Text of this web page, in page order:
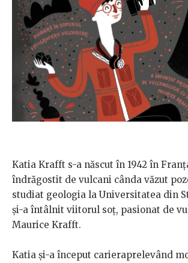
Katia Krafft s-a născut în 1942 în
îndrăgostit de vulcani cânda văzut
studiat geologia la Universitatea din
și-a întâlnit viitorul soț, pasionat de
Maurice Krafft.
Katia și-a început carieraprelevând